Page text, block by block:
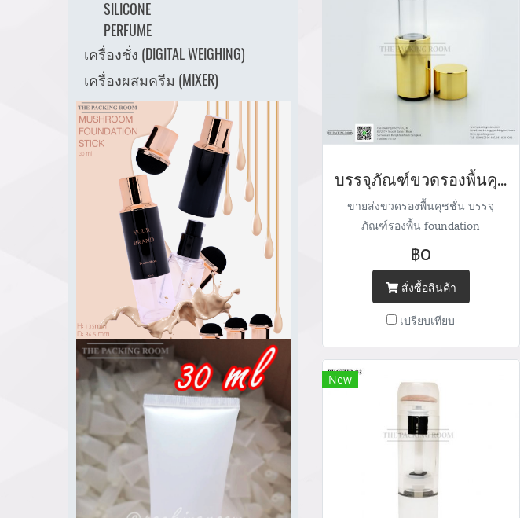
บรรจุภัณฑ์ขวดรองพื้นคุชชั่น foundation bootle/ cushion tube จำหน่ายบรรจุภัณฑ์เครื่องสำอางทุกประเภท
ขายส่งขวดรองพื้นคุชชั่น บรรจุ
ภัณฑ์รองพื้น foundation
packaging cushion case จำหน่าย
บรรจุภัณฑ์เครื่องสำอางทุกประเภท
Tel : (+66) 020 462 506-105
Mobile: 083 828 9246 Email:
marketing@packingroom.com/
sale@packingroom.com/
thepackingroomchannel@gmail.com
฿0
สั่งซื้อสินค้า
เปรียบเทียบ
New
SILICONE
PERFUME
เครื่องชั่ง (DIGITAL WEIGHING)
เครื่องผสมครีม (MIXER)